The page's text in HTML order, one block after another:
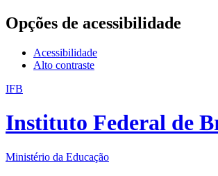
Opções de acessibilidade
Acessibilidade
Alto contraste
IFB
Instituto Federal de
Ministério da Educação